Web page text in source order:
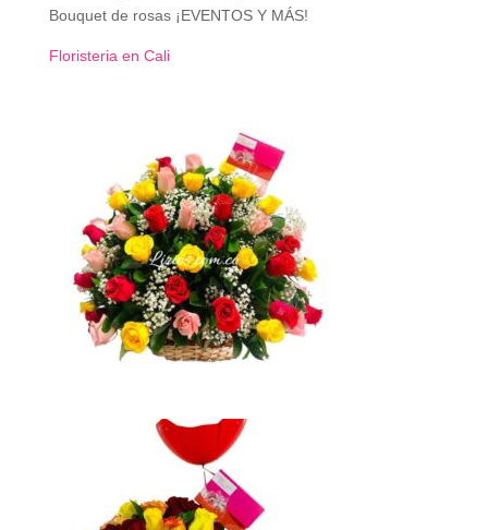
Bouquet de rosas ¡EVENTOS Y MÁS!
Floristeria en Cali